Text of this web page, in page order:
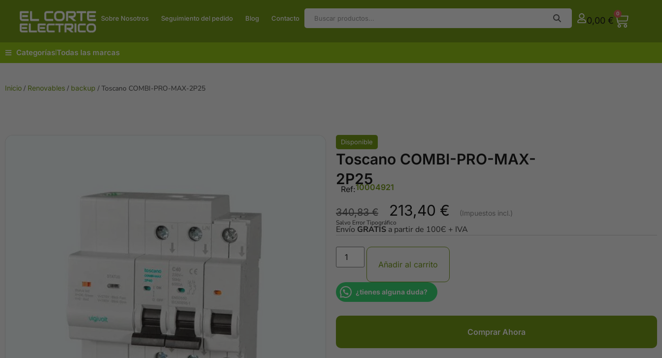
Sobre Nosotros Seguimiento del pedido Blog Contacto 0,00 €
0
Categorías| Todas las marcas
Inicio / Renovables / backup / Toscano COMBI-PRO-MAX-2P25
Disponible
Toscano COMBI-PRO-MAX-
2P25
Ref:10004921
340,83€ 213,40 €
Salvo Error Tipográfico
Envío GRATIS a partir de 100Є + IVA
Añadir al carrito
¿tienes alguna duda?
Comprar Ahora